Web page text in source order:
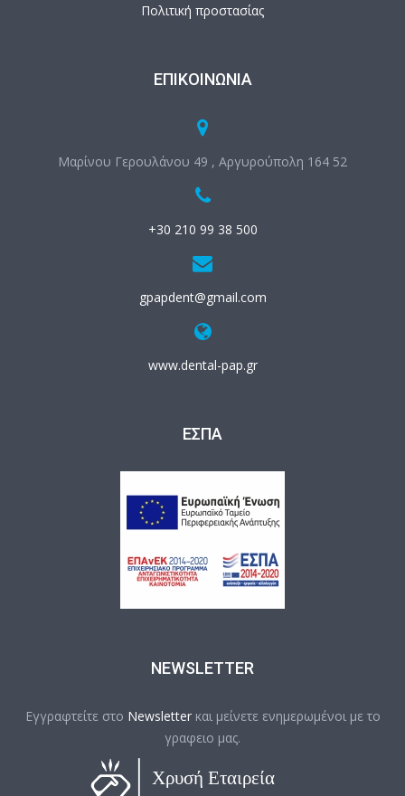
Πολιτική προστασίας
ΕΠΙΚΟΙΝΩΝΊΑ
Μαρίνου Γερουλάνου 49 , Αργυρούπολη 164 52
+30 210 99 38 500
gpapdent@gmail.com
www.dental-pap.gr
ΕΣΠΑ
NEWSLETTER
Εγγραφτείτε στο Newsletterκαι μείνετε ενημερωμένοι με το
γραφειο μας.